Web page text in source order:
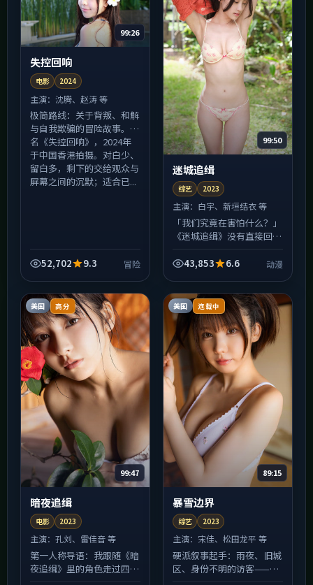
99:26
失控回响
电影 2024
主演：沈腾、赵涛 等
极简路线：关于背叛、和解
与自我欺骗的冒险故事。片
名《失控回响》，2024年
于中国香港拍摄。对白少、
留白多，剩下的交给观众与
屏幕之间的沉默；适合已...
52,702 9.3 冒险
99:50
迷城追缉
综艺 2023
主演： 白宇、新垣结衣 等
「我们究竟在害怕什么？」
《迷城追缉》没有直接回
折成纸飞机扔向观众席——
更...
43,853 6.6 动漫
美国 高分
99:47
暗夜追缉
电影 2023
主演：孔刘、雷佳音 等
第一人称导语：我跟随《暗
夜追缉》里的角色走过四
美国 连载中
89:15
暴雪边界
综艺 2023
主演： 宋佳、松田龙平 等
硬派叙事起手：雨夜、旧城
区、身份不明的访客——